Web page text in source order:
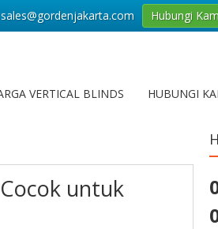
VERTICAL BLINDS HUBUNGI
untuk
Hubungi